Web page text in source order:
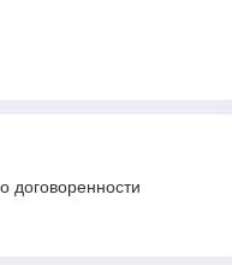
договоренности